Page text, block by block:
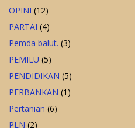
OPINI (12)
PARTAI (4)
Pemda balut. (3)
PEMILU (5)
PENDIDIKAN (5)
PERBANKAN (1)
Pertanian (6)
PLN (2)